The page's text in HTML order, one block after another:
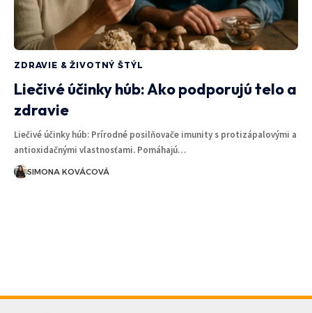
ZDRAVIE & ŽIVOTNÝ ŠTÝL
Liečivé účinky húb: Ako podporujú telo a
zdravie
Liečivé účinky húb: Prírodné posilňovače imunity s protizápalovými a
antioxidačnými vlastnosťami. Pomáhajú…
SIMONA KOVÁCOVÁ